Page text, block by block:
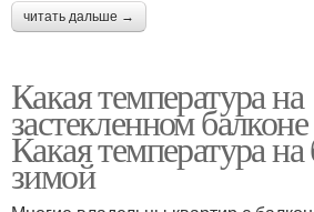
читать дальше →
Какая температура на
застекленном
Какая температура на
зимой